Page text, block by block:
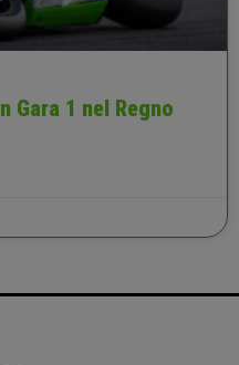
Gara 1 nel Regno